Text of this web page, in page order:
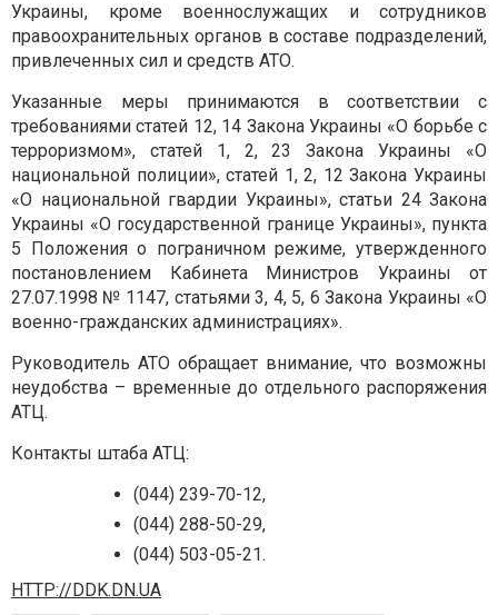
Украины, кроме военнослужащих и сотрудников
правоохранительных органов в составе подразделений,
привлеченных сил и средств АТО.
Указанные меры принимаются в соответствии с
требованиями статей 12, 14 Закона Украины «О борьбе с
терроризмом», статей 1, 2, 23 Закона Украины «О
национальной полиции», статей 1, 2, 12 Закона Украины
«О национальной гвардии Украины», статьи 24 Закона
Украины «О государственной границе Украины», пункта
5 Положения о пограничном режиме, утвержденного
постановлением Кабинета Министров Украины от
27.07.1998 № 1147, статьями 3, 4, 5, 6 Закона Украины «О
военно-гражданских администрациях».
Руководитель АТО обращает внимание, что возможны
неудобства – временные до отдельного распоряжения
АТЦ.
Контакты штаба АТЦ:
(044) 239-70-12,
(044) 288-50-29,
(044) 503-05-21.
HTTP://DDK.DN.UA